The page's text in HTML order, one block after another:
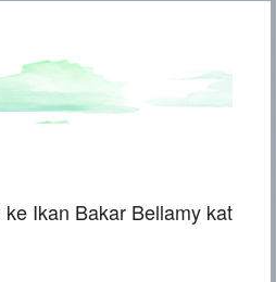
Ikan Bakar Bellamy kat